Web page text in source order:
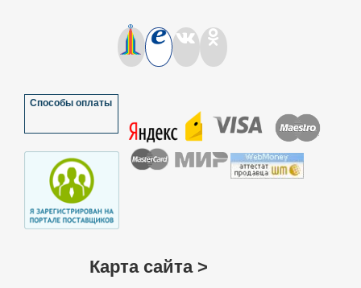
Способы оплаты
Карта сайта >